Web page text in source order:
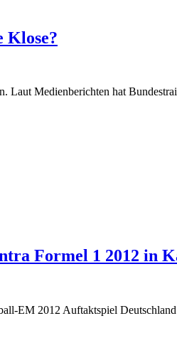
Klose?
Laut Medienberichten hat
Formel 1 2012 in
EM 2012 Auftaktspiel Deutschland